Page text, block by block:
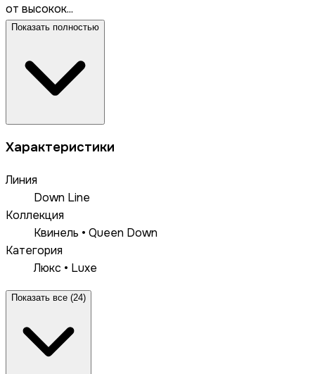
от высокок...
Показать полностью
Характеристики
Линия
Down Line
Коллекция
Квинель • Queen Down
Категория
Люкс • Luxe
Показать все (24)